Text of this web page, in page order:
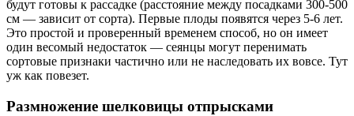
будут готовы к рассадке (расстояние между посадками 300-500
см — зависит от сорта). Первые плоды появятся через 5-6 лет.
Это простой и проверенный временем способ, но он имеет
один весомый недостаток — сеянцы могут перенимать
сортовые признаки частично или не наследовать их вовсе. Тут
уж как повезет.
Размножение шелковицы отпрысками